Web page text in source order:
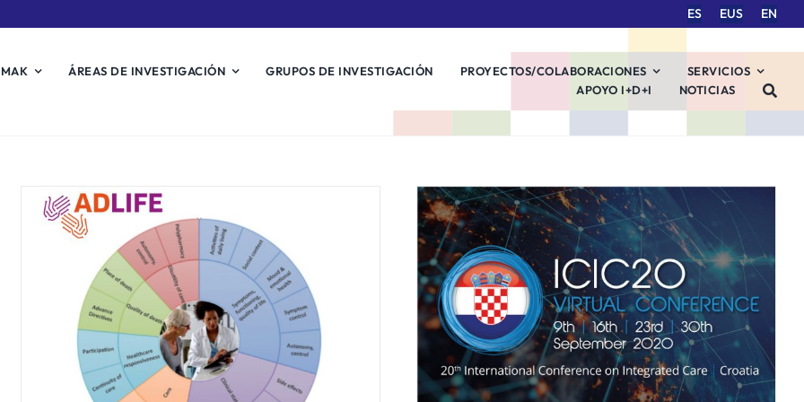
ES EUS EN
ÁREAS DE INVESTIGACIÓN GRUPOS DE INVESTIGACIÓN PROYECTOS/COLABORACIONES
SERVICIOS
APOYO I+D+I
NOTICIAS
Kronikgune participa en el XX
Congreso Internacional
sobre Atención Integrada,
ICIC2020.
Noticias Biosistemak